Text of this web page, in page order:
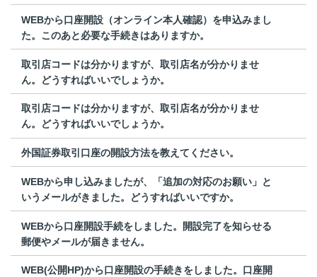
WEBから口座開設（オンライン本人確認）を申込みまし
た。このあと必要な手続きはありますか。
取引店コードは分かりますが、取引店名が分かりませ
ん。どうすればいいでしょうか。
取引店コードは分かりますが、取引店名が分かりませ
ん。どうすればいいでしょうか。
外国証券取引口座の開設方法を教えてください。
WEBから申し込みましたが、「追加の対応のお願い」と
いうメールがきました。どうすればいいですか。
WEBから口座開設手続をしました。開設完了を知らせる
郵便やメールが届きません。
WEB(公開HP)から口座開設の手続きをしました。口座開